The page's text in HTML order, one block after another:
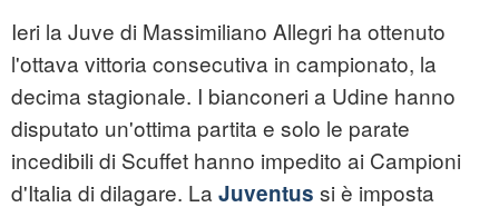
Ieri la Juve di Massimiliano Allegri ha ottenuto
l'ottava vittoria consecutiva in campionato, la
decima stagionale. I bianconeri a Udine hanno
disputato un'ottima partita e solo le parate
incedibili di Scuffet hanno impedito ai Campioni
d'Italia di dilagare. La Juventus si è imposta